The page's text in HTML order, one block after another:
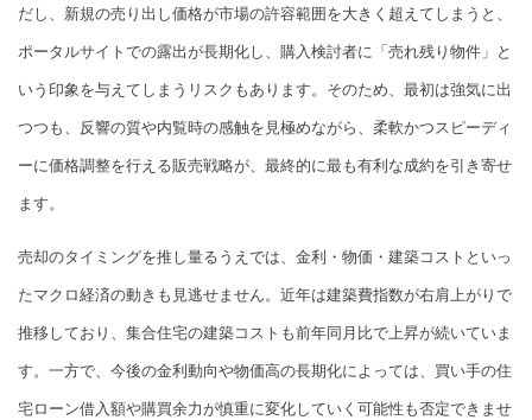
だし、新規の売り出し価格が市場の許容範囲を大きく超えてしまうと、
ポータルサイトでの露出が長期化し、購入検討者に「売れ残り物件」と
いう印象を与えてしまうリスクもあります。そのため、最初は強気に出
つつも、反響の質や内覧時の感触を見極めながら、柔軟かつスピーディ
ーに価格調整を行える販売戦略が、最終的に最も有利な成約を引き寄せ
ます。
売却のタイミングを推し量るうえでは、金利・物価・建築コストといっ
たマクロ経済の動きも見逃せません。近年は建築費指数が右肩上がりで
推移しており、集合住宅の建築コストも前年同月比で上昇が続いていま
す。一方で、今後の金利動向や物価高の長期化によっては、買い手の住
宅ローン借入額や購買余力が慎重に変化していく可能性も否定できませ